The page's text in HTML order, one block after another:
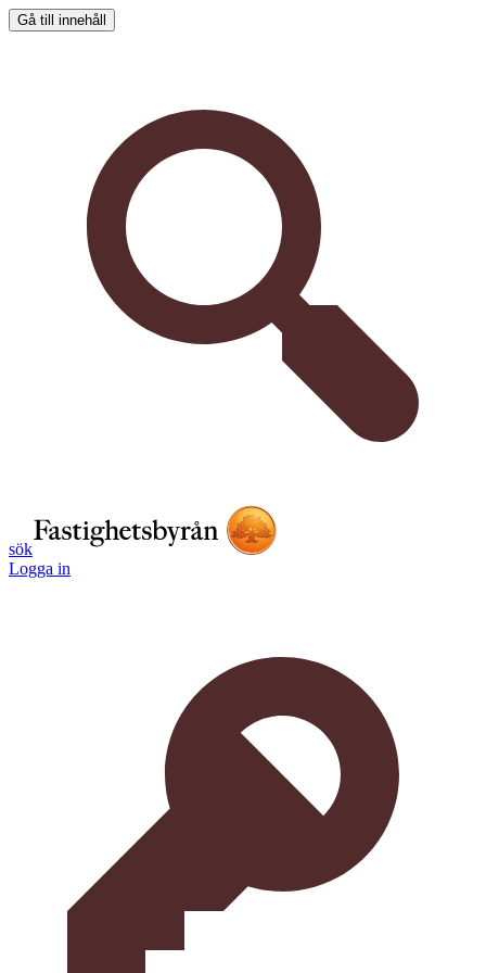
Gå till innehåll
sök
Logga in